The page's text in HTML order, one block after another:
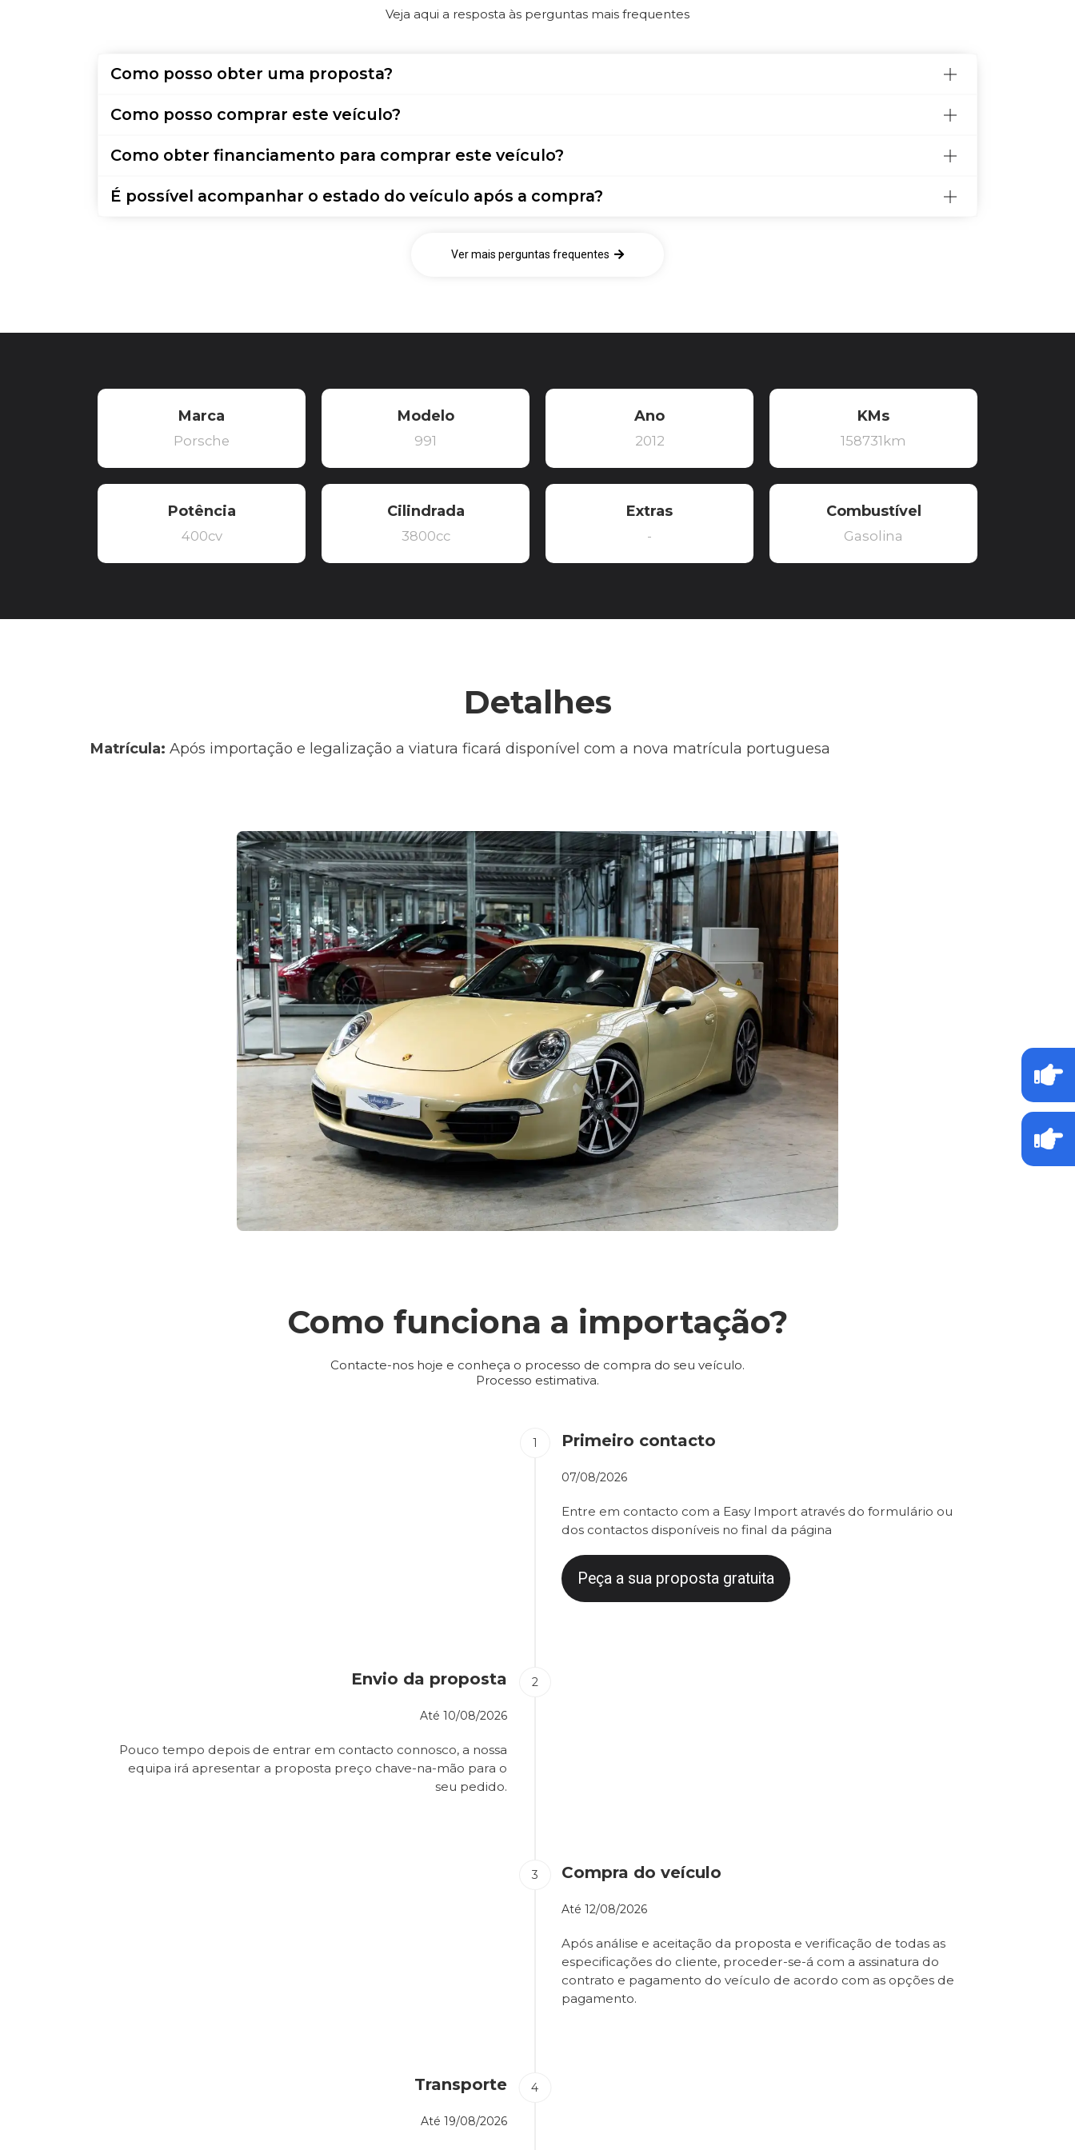
Veja aqui a resposta às perguntas mais frequentes
Como posso obter uma proposta?
Como posso comprar este veículo?
Como obter financiamento para comprar este veículo?
É possível acompanhar o estado do veículo após a compra?
Ver mais perguntas frequentes
Marca
Porsche
Modelo
991
Ano
2012
KMs
158731km
Potência
400cv
Cilindrada
3800cc
Extras
-
Combustível
Gasolina
Detalhes
Matrícula: Após importação e legalização a viatura ficará disponível com a nova matrícula portuguesa
Como funciona a importação?
Contacte-nos hoje e conheça o processo de compra do seu veículo.
Processo estimativa.
Primeiro contacto
07/08/2026
Entre em contacto com a Easy Import através do formulário ou
dos contactos disponíveis no final da página
Peça a sua proposta gratuita
Envio da proposta
Até 10/08/2026
Pouco tempo depois de entrar em contacto connosco, a nossa
equipa irá apresentar a proposta preço chave-na-mão para o
seu pedido.
Compra do veículo
Até 12/08/2026
Após análise e aceitação da proposta e verificação de todas as
especificações do cliente, proceder-se-á com a assinatura do
contrato e pagamento do veículo de acordo com as opções de
pagamento.
Transporte
Até 19/08/2026